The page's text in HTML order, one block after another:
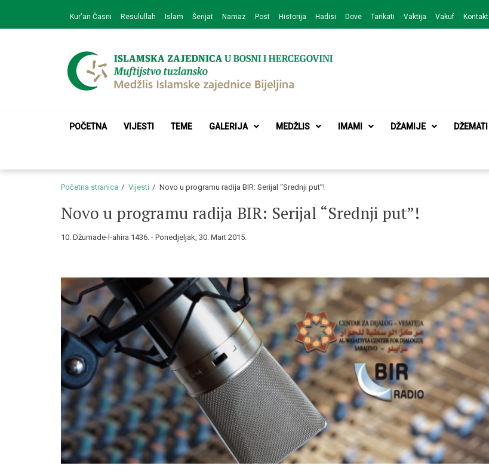
navigation
content
Kur'an Časni Resulullah Islam Šerijat Namaz Post Historija Hadisi Dove Tarikati Vaktija Vakuf Kontakt
Medžlis Islamske zajednice Bijeljina
POČETNA VIJESTI TEME GALERIJA MEDŽLIS IMAMI DŽAMIJE DŽEMATI
Početna stranica Vijesti Novo u programu radija BIR: Serijal “Srednji put”!
Novo u programu radija BIR: Serijal “Srednji put”!
10. Džumade-l-ahira 1436. - Ponedjeljak, 30. Mart 2015.